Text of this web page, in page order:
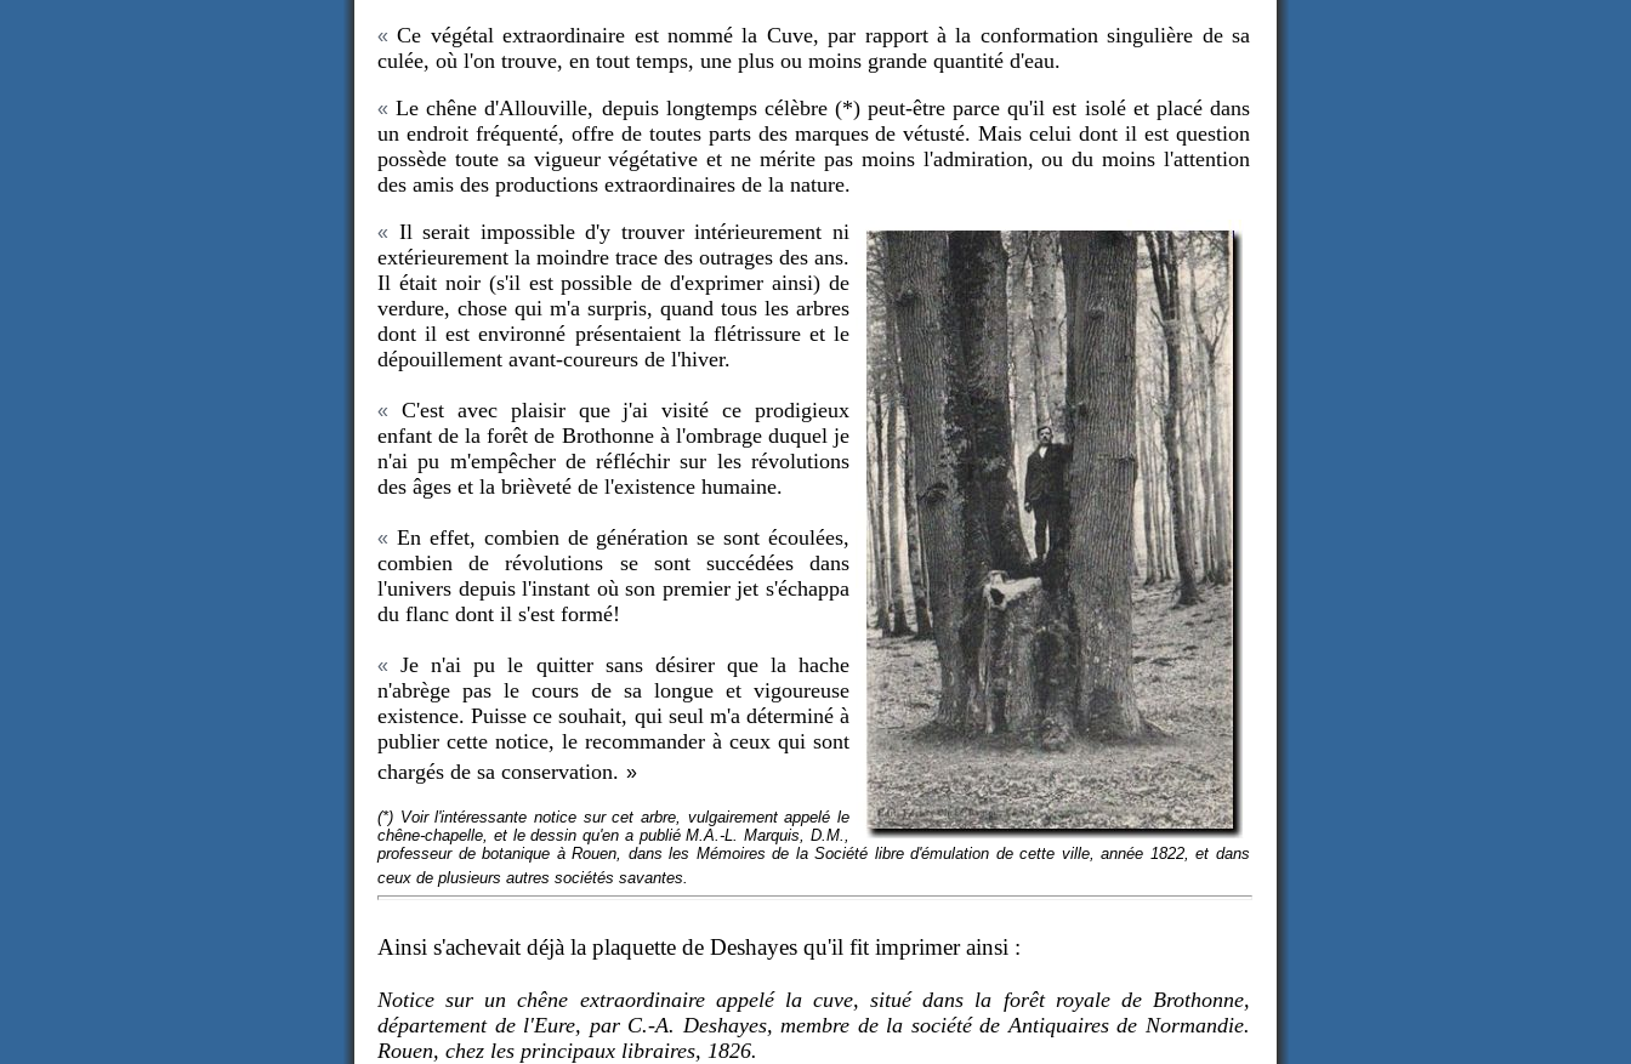
« Ce végétal extraordinaire est nommé la Cuve, par rapport à la conformation singulière de sa
culée, où l'on trouve, en tout temps, une plus ou moins grande quantité d'eau.
« Le chêne d'Allouville, depuis longtemps célèbre (*) peut-être parce qu'il est isolé et placé dans
un endroit fréquenté, offre de toutes parts des marques de vétusté.Mais celui dont il est question
possède toute sa vigueur végétative et ne mérite pas moins l'admiration, ou du moins l'attention
des amis des productions extraordinaires de la nature.
« Il serait impossible d'y trouver intérieurement ni
extérieurement la moindre trace des outrages des ans.
Il était noir (s'il est possible de d'exprimer ainsi) de
verdure, chose qui m'a surpris, quand tous les arbres
dont il est environné présentaient la flétrissure et le
dépouillement avant-coureurs de l'hiver.
«
C'est avec plaisir que j'ai visité ce prodigieux
enfant de la forêt de Brothonne à l'ombrage duquel je
n'ai pu m'empêcher de réfléchir sur les révolutions
des âges et la brièveté de l'existence humaine.
« En effet, combien de génération se sont écoulées,
combien de révolutions se sont succédées dans
l'univers depuis l'instant où son premier jet s'échappa
du flanc dont il s'est formé!
«
Je n'ai pu le quitter sans désirer que la hache
n'abrège pas le cours de sa longue et vigoureuse
existence. Puisse ce souhait, quiseul m'a déterminé à
publier cette notice, le recommander à ceux qui sont
chargés de sa conservation. »
(*) Voir l'intéressante notice sur cet arbre, vulgairement appelé le
chêne-chapelle, et le dessin qu'en a publié M.A.-L. Marquis, D.M.,
professeur de botanique à Rouen, dans les Mémoires de la Société libre d'émulation de cette ville, année 1822, et dans
ceux de plusieurs autres sociétés savantes.
Ainsi s'achevait déjà la plaquette de Deshayes qu'il fit imprimer ainsi :
Notice sur un chêne extraordinaire appelé la cuve, situé dans la forêt royale de Brothonne,
département de l'Eure, par C.-A. Deshayes, membre de la société de Antiquaires de Normandie.
Rouen, chez les principaux libraires, 1826.